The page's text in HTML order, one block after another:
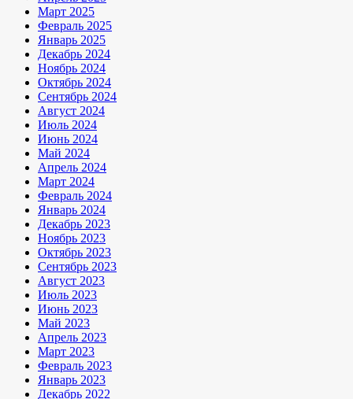
Март 2025
Февраль 2025
Январь 2025
Декабрь 2024
Ноябрь 2024
Октябрь 2024
Сентябрь 2024
Август 2024
Июль 2024
Июнь 2024
Май 2024
Апрель 2024
Март 2024
Февраль 2024
Январь 2024
Декабрь 2023
Ноябрь 2023
Октябрь 2023
Сентябрь 2023
Август 2023
Июль 2023
Июнь 2023
Май 2023
Апрель 2023
Март 2023
Февраль 2023
Январь 2023
Декабрь 2022